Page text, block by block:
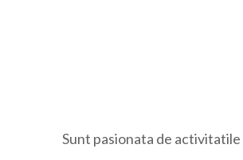
Sunt pasionata de activitatile